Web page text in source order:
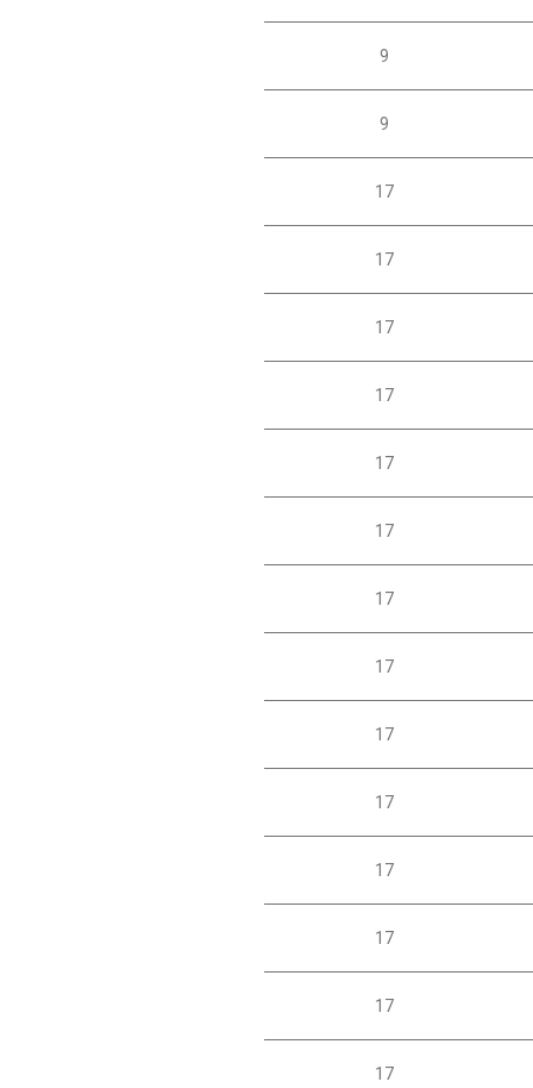
9
9
17
17
17
17
17
17
17
17
17
17
17
17
17
17